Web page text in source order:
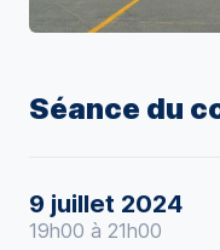
Séance du
9 juillet 2024
19h00 à 21h00